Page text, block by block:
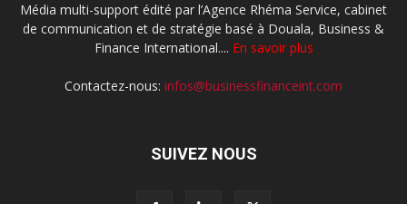
Média multi-support édité par l’Agence Rhéma Service, cabinet
de communication et de stratégie basé à Douala, Business &
Finance International.... En savoir plus
Contactez-nous: infos@businessfinanceint.com
SUIVEZ NOUS